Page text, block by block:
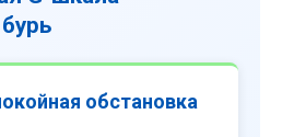
обстановка